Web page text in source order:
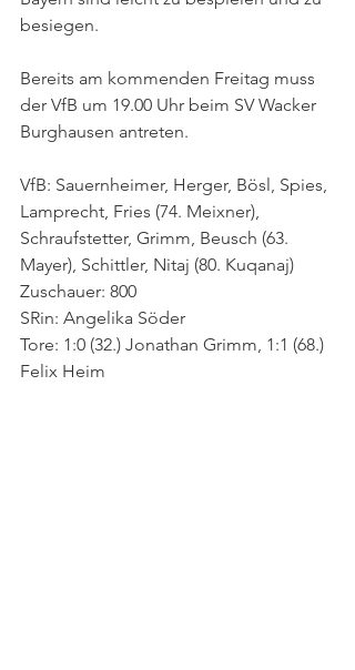
besiegen.
Bereits am kommenden Freitag muss
der VfB um 19.00 Uhr beim SV Wacker
Burghausen antreten.
VfB: Sauernheimer, Herger, Bösl, Spies,
Lamprecht, Fries (74. Meixner),
Schraufstetter, Grimm, Beusch (63.
Mayer), Schittler, Nitaj (80. Kuqanaj)
Zuschauer: 800
SRin: Angelika Söder
Tore: 1:0 (32.) Jonathan Grimm, 1:1 (68.)
Felix Heim